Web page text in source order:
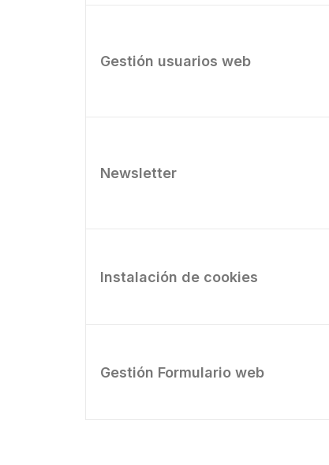
Gestión usuarios web
Newsletter
Instalación de cookies
Gestión Formulario web